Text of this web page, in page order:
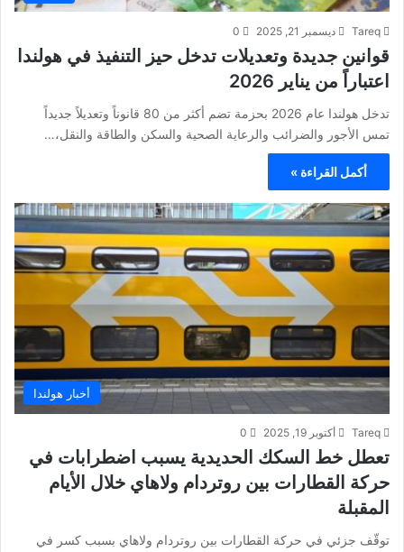
Tareq ديسمبر 21, 2025 0
قوانين جديدة وتعديلات تدخل حيز التنفيذ في هولندا
اعتباراً من يناير 2026
تدخل هولندا عام 2026 بحزمة تضم أكثر من 80 قانوناً وتعديلاً جديداً
تمس الأجور والضرائب والرعاية الصحية والسكن والطاقة والنقل،…
أكمل القراءة »
أخبار هولندا
Tareq أكتوبر 19, 2025 0
تعطل خط السكك الحديدية يسبب اضطرابات في
حركة القطارات بين روتردام ولاهاي خلال الأيام
المقبلة
توقّف جزئي في حركة القطارات بين روتردام ولاهاي بسبب كسر في